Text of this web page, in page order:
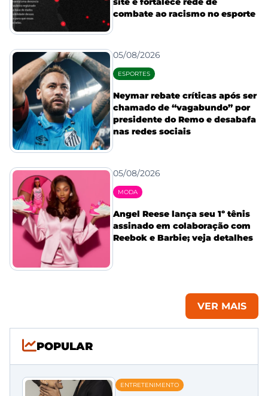
combate ao racismo no esporte
05/08/2026
ESPORTES
Neymar rebate críticas após ser
chamado de “vagabundo” por
presidente do Remo e desabafa
nas redes sociais
05/08/2026
MODA
Angel Reese lança seu 1º tênis
assinado em colaboração com
Reebok e Barbie; veja detalhes
VER MAIS
POPULAR
ENTRETENIMENTO